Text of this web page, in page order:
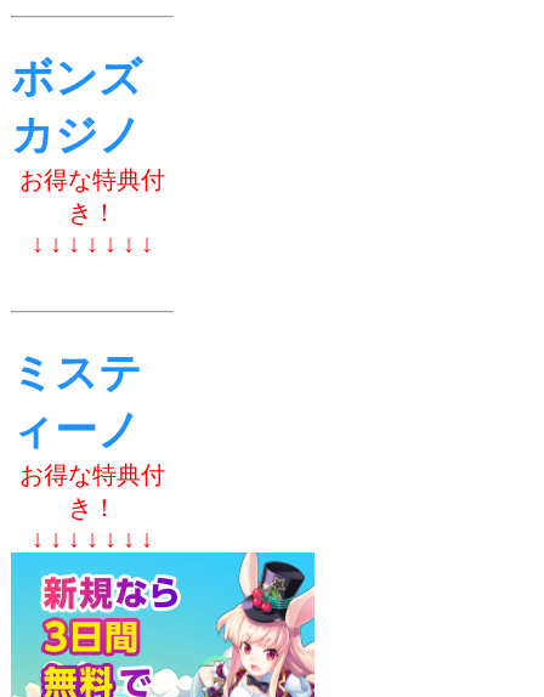
ボンズ
カジノ
お得な特典付
き！
↓ ↓ ↓ ↓ ↓ ↓ ↓
ミステ
ィーノ
お得な特典付
き！
↓ ↓ ↓ ↓ ↓ ↓ ↓